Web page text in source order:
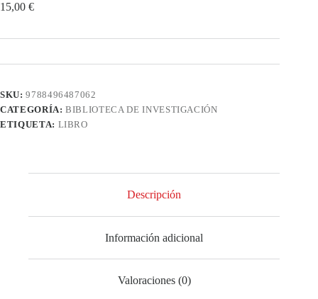
15,00 €
SKU:9788496487062
CATEGORÍA:BIBLIOTECA DE INVESTIGACIÓN
ETIQUETA: LIBRO
Descripción
Información adicional
Valoraciones (0)